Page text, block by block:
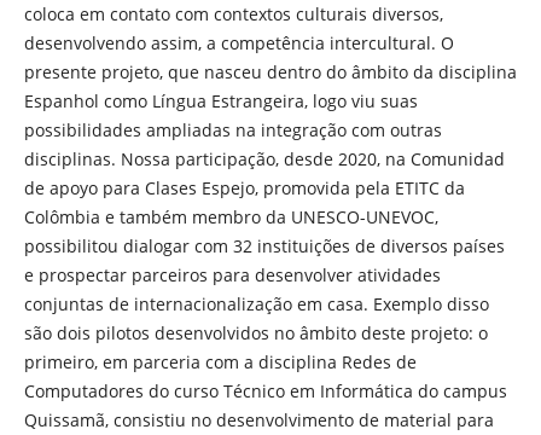
coloca em contato com contextos culturais diversos,
desenvolvendo assim, a competência intercultural. O
presente projeto, que nasceu dentro do âmbito da disciplina
Espanhol como Língua Estrangeira, logo viu suas
possibilidades ampliadas na integração com outras
disciplinas. Nossa participação, desde 2020, na Comunidad
de apoyo para Clases Espejo, promovida pela ETITC da
Colômbia e também membro da UNESCO-UNEVOC,
possibilitou dialogar com 32 instituições de diversos países
e prospectar parceiros para desenvolver atividades
conjuntas de internacionalização em casa. Exemplo disso
são dois pilotos desenvolvidos no âmbito deste projeto: o
primeiro, em parceria com a disciplina Redes de
Computadores do curso Técnico em Informática do campus
Quissamã, consistiu no desenvolvimento de material para